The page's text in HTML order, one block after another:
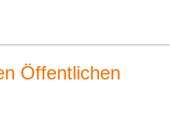
Öffentlichen